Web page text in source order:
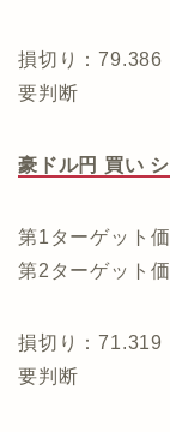
損切り：79.386
要判断
豪ドル円 買い
第1ターゲット
第2ターゲット
損切り：71.319
要判断